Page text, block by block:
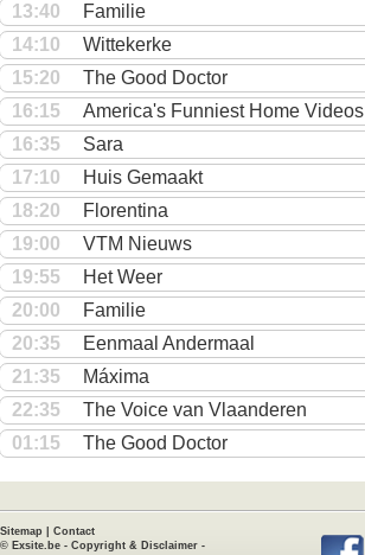
13:40
Familie
14:10
Wittekerke
15:20
The Good Doctor
16:15
America's Funniest Home Videos
16:35
Sara
17:10
Huis Gemaakt
18:20
Florentina
19:00
VTM Nieuws
19:55
Het Weer
20:00
Familie
20:35
Eenmaal Andermaal
21:35
Máxima
22:35
The Voice van Vlaanderen
01:15
The Good Doctor
Sitemap
Contact
© Exsite.be - Copyright & Disclaimer -